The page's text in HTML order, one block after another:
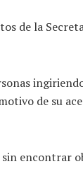
de la
de su
encontrar